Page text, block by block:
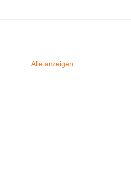
Alle anzeigen